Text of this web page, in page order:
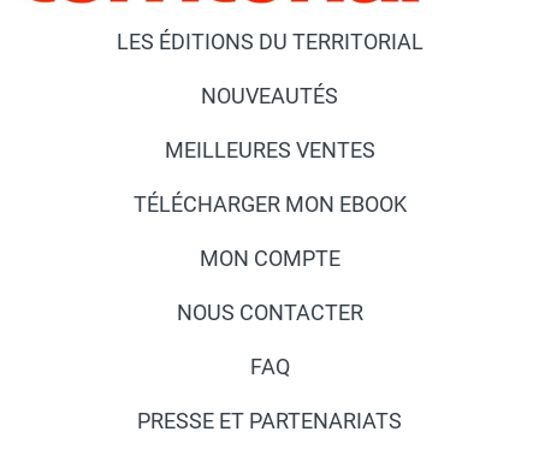
LES ÉDITIONS DU TERRITORIAL
NOUVEAUTÉS
MEILLEURES VENTES
TÉLÉCHARGER MON EBOOK
MON COMPTE
NOUS CONTACTER
FAQ
PRESSE ET PARTENARIATS